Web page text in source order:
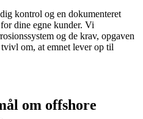
kontrol og en dokumenteret
dine egne kunder. Vi
og de krav, opgaven
om, at emnet lever op til
om offshore